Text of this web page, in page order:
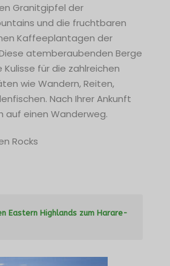
Granitgipfel der
und die fruchtbaren
Kaffeeplantagen der
atemberaubenden Berge
für die zahlreichen
wie Wandern, Reiten,
Nach Ihrer Ankunft
auf einen Wanderweg.
Rocks
Eastern Highlands zum Harare-